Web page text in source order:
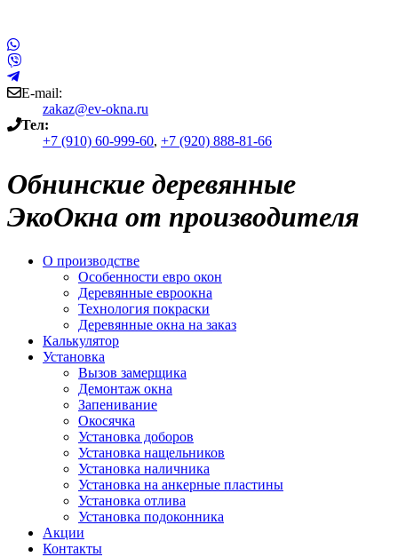
E-mail:
zakaz@ev-okna.ru
Тел:
+7 (910) 60-999-60, +7 (920) 888-81-66
Обнинские деревянные
ЭкоОкна от производителя
О производстве
Особенности евро окон
Деревянные евроокна
Технология покраски
Деревянные окна на заказ
Калькулятор
Установка
Вызов замерщика
Демонтаж окна
Запенивание
Окосячка
Установка доборов
Установка нащельников
Установка наличника
Установка на анкерные пластины
Установка отлива
Установка подоконника
Акции
Контакты